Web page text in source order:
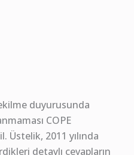
duyurusunda
COPE
Üstelik, 2011 yılında
detaylı cevapların